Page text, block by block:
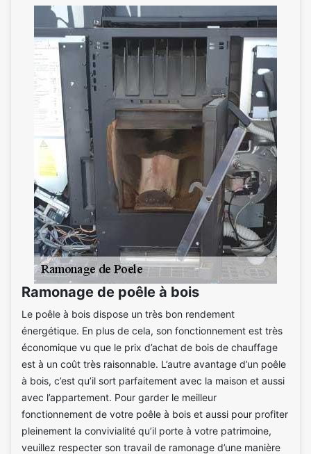
Ramonage de poêle à bois
Le poêle à bois dispose un très bon rendement
énergétique. En plus de cela, son fonctionnement est très
économique vu que le prix d’achat de bois de chauffage
est à un coût très raisonnable. L’autre avantage d’un poêle
à bois, c’est qu’il sort parfaitement avec la maison et aussi
avec l’appartement. Pour garder le meilleur
fonctionnement de votre poêle à bois et aussi pour profiter
pleinement la convivialité qu’il porte à votre patrimoine,
veuillez respecter son travail de ramonage d’une manière